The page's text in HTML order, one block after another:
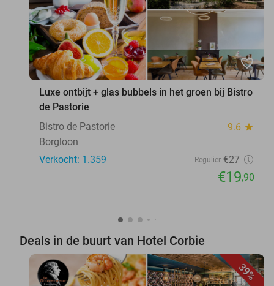
favorite_border
Luxe ontbijt + glas bubbels in het groen bij Bistro
de Pastorie
Bistro de Pastorie
9.6 star
Borgloon
Verkocht: 1.359
Regulier €27
€19,90
Deals in de buurt van Hotel Corbie
39%